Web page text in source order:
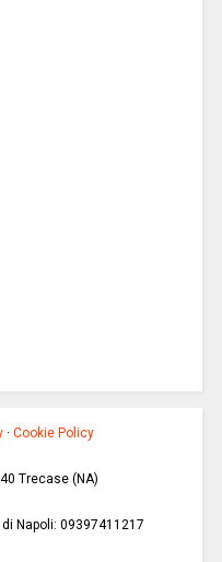
·Cookie Policy
Trecase (NA)
Napoli: 09397411217